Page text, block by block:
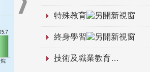
特殊教育
終身學習
技術及職業教育